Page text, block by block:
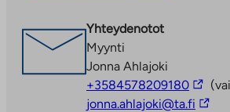
Ruokakauppa ja apteekki ovat
päässä ja muut palvelut ovat Keravan
kahden kilometrin päässä.
Yhteydenotot
Myynti
Jonna Ahlajoki
+3584578209180Linkki
vie
jonna.ahlajoki@ta.fi Linkki